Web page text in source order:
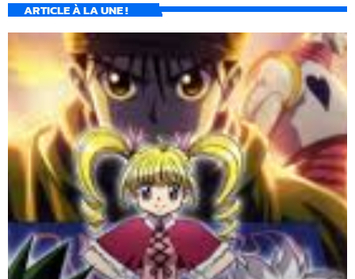
ARTICLE À LA UNE !